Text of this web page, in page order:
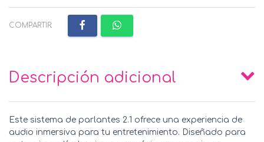
COMPARTIR:
Descripción adicional
Este sistema de parlantes 2.1 ofrece una experiencia de
audio inmersiva para tu entretenimiento. Diseñado para